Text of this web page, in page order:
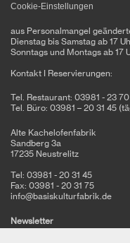
Cookie-Einstellungen
Alte Kachelofenfabrik
Sandberg 3a
17235 Neustrelitz
Tel: 03981 - 20 31 45
Fax: 03981 - 20 31 75
info@basiskulturfabrik.de
aus Personalmangel
Dienstag bis Samstag ab 17
Sonntags und Montags ab 17
Kontakt I Reservierungen:
Tel. Restaurant: 03981 - 23
Tel. Büro: 03981 – 20 31 45
Newsletter